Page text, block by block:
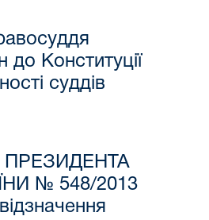
до Конституції
суддів
ПРЕЗИДЕНТА
№ 548/2013